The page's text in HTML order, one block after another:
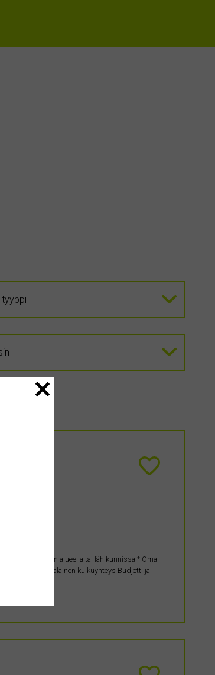
mieluiten Juuan alueella tai lähikunnissa * Oma
perille tai kohtalainen kulkuyhteys Budjetti ja